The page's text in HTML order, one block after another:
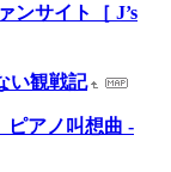
ンサイト［ J’s
い観戦記
アノ叫想曲 -